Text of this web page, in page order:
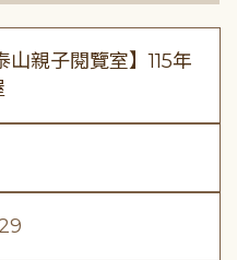
山親子閱覽室】115年